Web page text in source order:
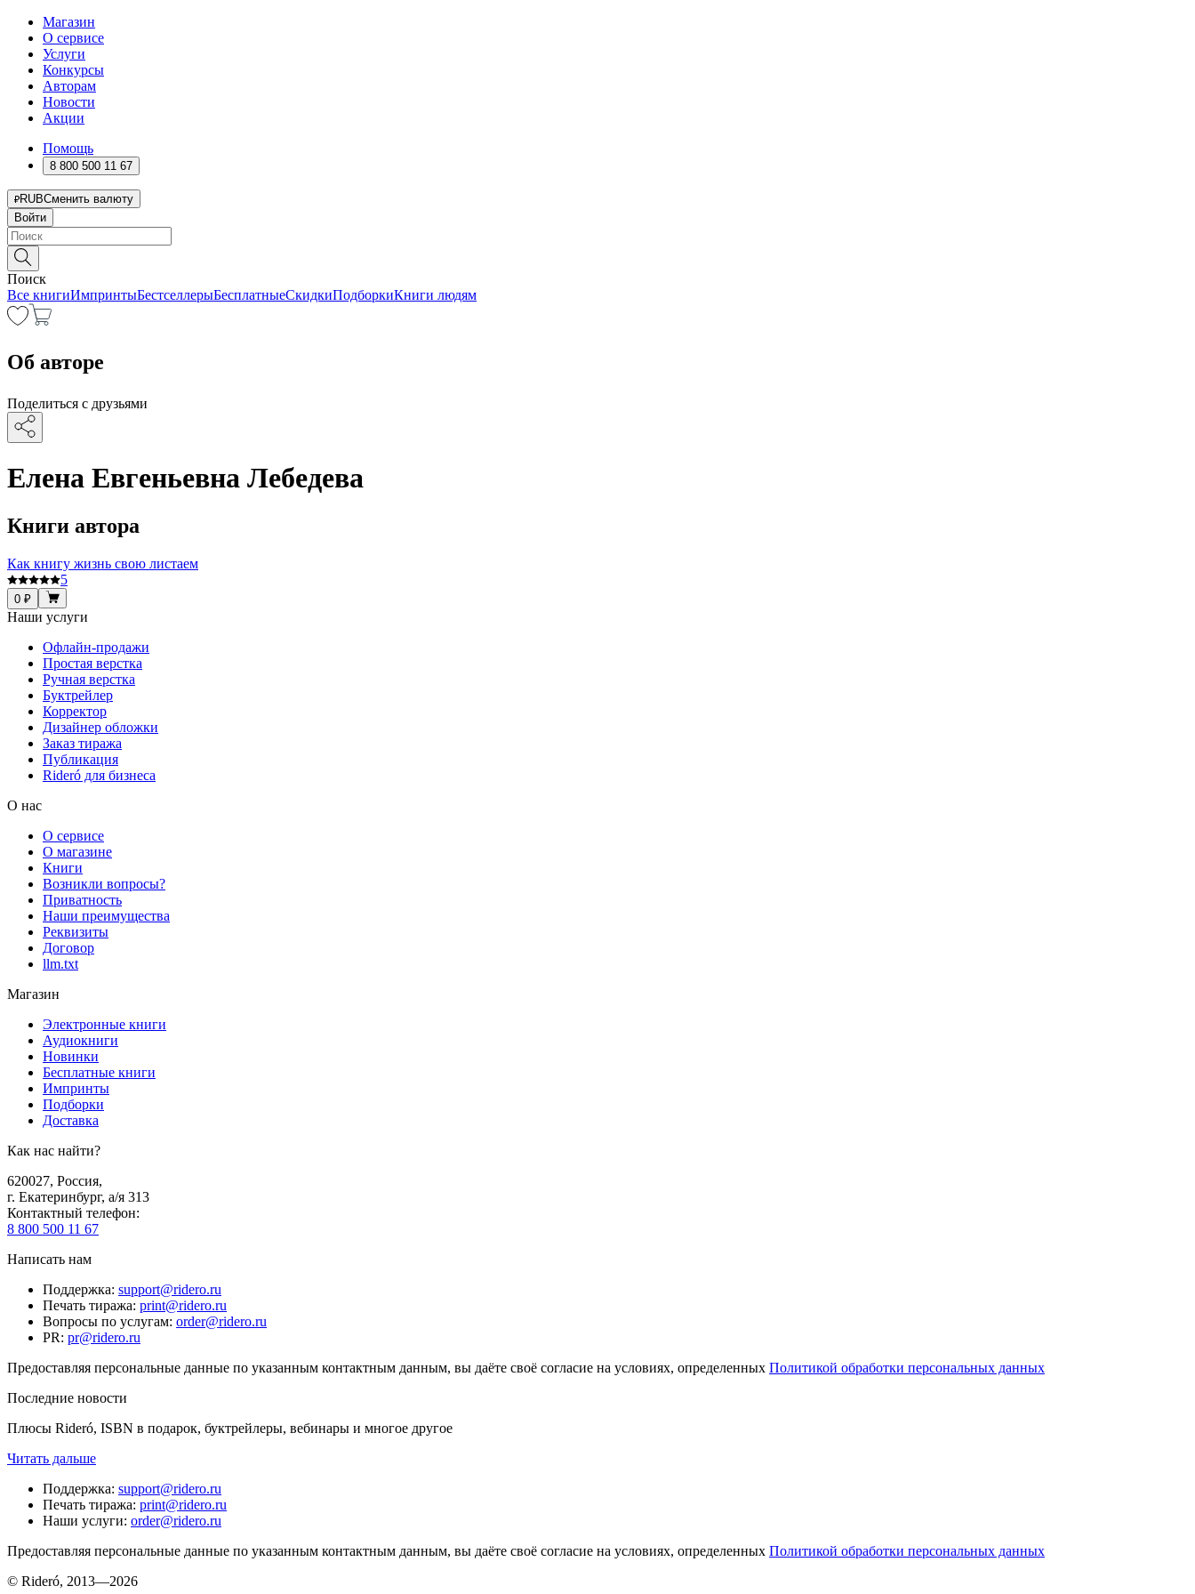
Магазин
О сервисе
Услуги
Конкурсы
Авторам
Новости
Акции
Помощь
8 800 500 11 67
RUBСменить валюту
Войти
Поиск
Все книгиИмпринтыБестселлерыБесплатныеСкидкиПодборкиКниги людям
Об авторе
Поделиться с друзьями
Елена Евгеньевна Лебедева
Книги автора
Как книгу жизнь свою листаем
5
0 ₽
Наши услуги
Офлайн-продажи
Простая верстка
Ручная верстка
Буктрейлер
Корректор
Дизайнер обложки
Заказ тиража
Публикация
Rideró для бизнеса
О нас
О сервисе
О магазине
Книги
Возникли вопросы?
Приватность
Наши преимущества
Реквизиты
Договор
llm.txt
Магазин
Электронные книги
Аудиокниги
Новинки
Бесплатные книги
Импринты
Подборки
Доставка
Как нас найти?
620027, Россия,
г. Екатеринбург, а/я 313
Контактный телефон:
8 800 500 11 67
Написать нам
Поддержка: support@ridero.ru
Печать тиража: print@ridero.ru
Вопросы по услугам: order@ridero.ru
PR: pr@ridero.ru
Предоставляя персональные данные по указанным контактным данным, вы даёте своё согласие на условиях, определенных Политикой обработки персональных данных
Последние новости
Плюсы Rideró, ISBN в подарок, буктрейлеры, вебинары и многое другое
Читать дальше
Поддержка: support@ridero.ru
Печать тиража: print@ridero.ru
Наши услуги: order@ridero.ru
Предоставляя персональные данные по указанным контактным данным, вы даёте своё согласие на условиях, определенных Политикой обработки персональных данных
© Rideró, 2013—2026